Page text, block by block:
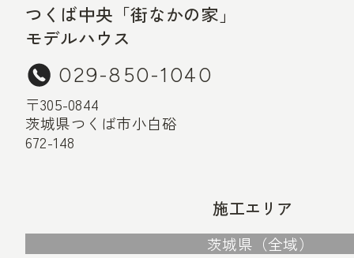
つくば中央「街なかの家」
モデルハウス
029-850-1040
〒305-0844
茨城県つくば市小白硲
672-148
施工エリア
茨城県（全域）